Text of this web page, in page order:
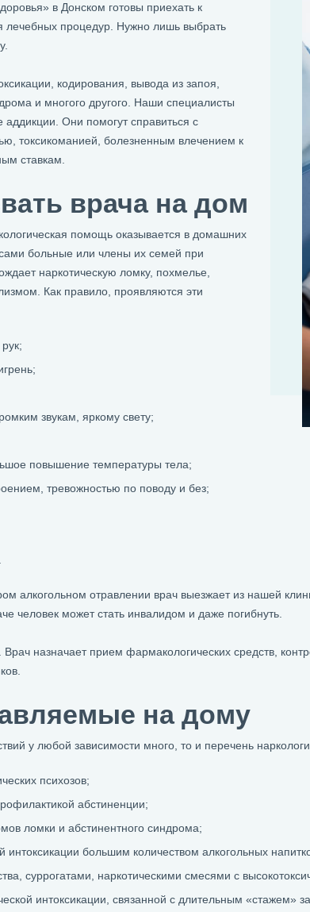
в Донском готовы приехать к
лечебных процедур. Нужно лишь выбрать
кодирования, вывода из запоя,
и многого другого. Наши специалисты
аддикции. Они помогут справиться с
токсикоманией, болезненным влечением к
ставкам.
врача на дом
помощь оказывается в домашних
больные или члены их семей при
наркотическую ломку, похмелье,
Как правило, проявляются эти
звукам, яркому свету;
повышение температуры тела;
тревожностью по поводу и без;
алкогольном отравлении врач выезжает из нашей
человек может стать инвалидом и даже погибнуть.
назначает прием фармакологических средств,
на дому
у любой зависимости много, то и перечень
психозов;
абстиненции;
ломки и абстинентного синдрома;
интоксикации большим количеством алкогольных
суррогатами, наркотическими смесями с
интоксикации, связанной с длительным «стажем»